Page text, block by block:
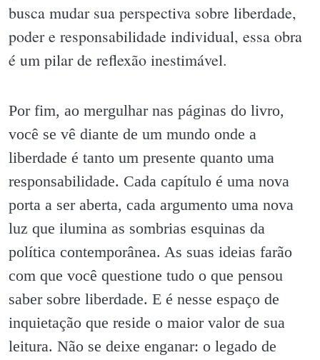
busca mudar sua perspectiva sobre liberdade,
poder e responsabilidade individual, essa obra
é um pilar de reflexão inestimável.
Por fim, ao mergulhar nas páginas do livro,
você se vê diante de um mundo onde a
liberdade é tanto um presente quanto uma
responsabilidade. Cada capítulo é uma nova
porta a ser aberta, cada argumento uma nova
luz que ilumina as sombrias esquinas da
política contemporânea. As suas ideias farão
com que você questione tudo o que pensou
saber sobre liberdade. E é nesse espaço de
inquietação que reside o maior valor de sua
leitura. Não se deixe enganar: o legado de